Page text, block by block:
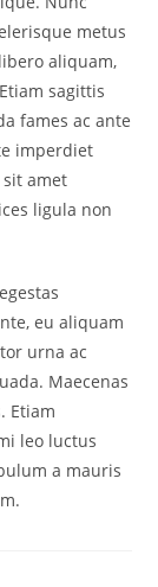
metus
aliquam,
sagittis
fames ac ante
imperdiet
amet
ligula non
eu aliquam
urna ac
Maecenas
Etiam
leo luctus
a mauris